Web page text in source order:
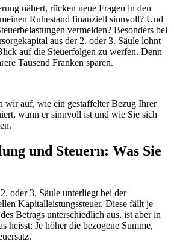
nähert, rücken neue Fragen in den
Ruhestand finanziell sinnvoll? Und
vermeiden? Besonders bei
aus der 2. oder 3. Säule lohnt
auf die Steuerfolgen zu werfen. Denn
Tausend Franken sparen.
wir auf, wie ein gestaffelter Bezug Ihrer
wann er sinnvoll ist und wie Sie sich
und Steuern: Was Sie
oder 3. Säule unterliegt bei der
Kapitalleistungssteuer. Diese fällt je
Betrags unterschiedlich aus, ist aber in
heisst: Je höher die bezogene Summe,